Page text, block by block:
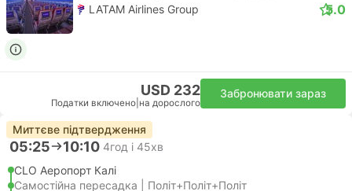
LATAM Airlines Group 5.0
USD 232
Податки включено на дорослого
Забронювати зараз
Миттєве підтвердження
05:25 10:10 4год і 45хв
CLO Аеропорт Калі
Самостійна пересадка | Політ+Політ+Політ